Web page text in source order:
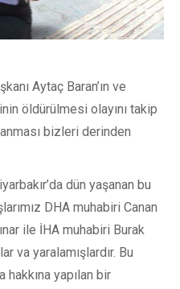
Aytaç Baran’ın ve
öldürülmesi olayını takip
bizleri derinden
dün yaşanan bu
DHA muhabiri Canan
ile İHA muhabiri Burak
va yaralamışlardır. Bu
hakkına yapılan bir